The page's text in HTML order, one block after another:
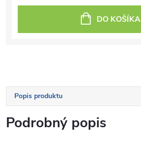
DO KOŠÍKA
Popis produktu
Podrobný popis